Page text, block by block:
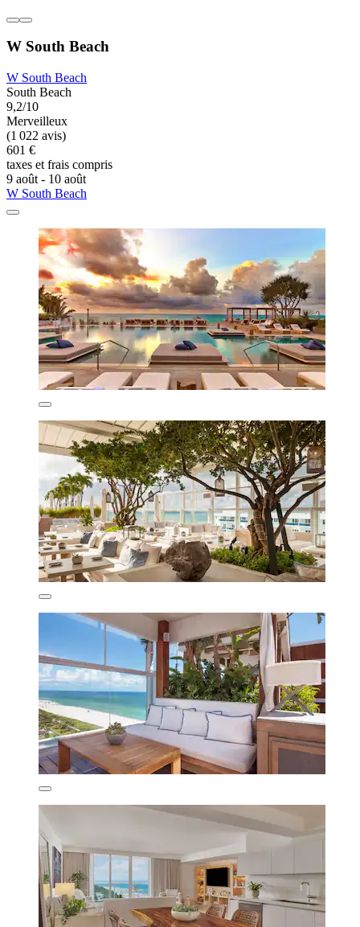
W South Beach
W South Beach
South Beach
9,2/10
Merveilleux
(1 022 avis)
601 €
taxes et frais compris
9 août - 10 août
W South Beach